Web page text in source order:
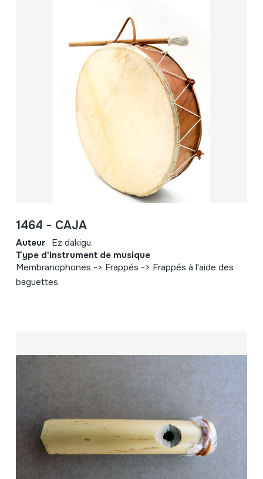
1464 - CAJA
Auteur Ez dakigu.
Type d'instrument de musique
Membranophones -> Frappés -> Frappés à l'aide des
baguettes